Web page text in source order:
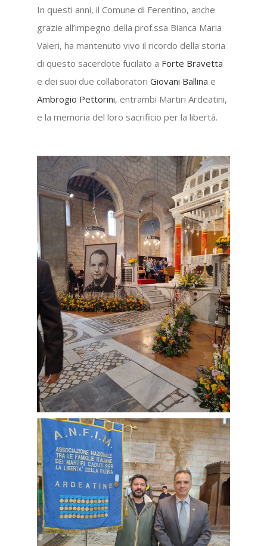
In questi anni, il Comune di Ferentino, anche
grazie all’impegno della prof.ssa Bianca Maria
Valeri, ha mantenuto vivo il ricordo della storia
di questo sacerdote fucilato a Forte Bravetta
e dei suoi due collaboratoriGiovani Ballina e
Ambrogio Pettorini, entrambi Martiri Ardeatini,
e la memoria del loro sacrificio per la libertà.